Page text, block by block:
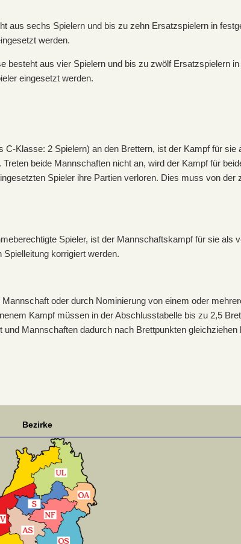
sechs Spielern und bis zu zehn Ersatzspielern in
werden.
aus vier Spielern und bis zu zwölf Ersatzspielern
eingesetzt werden.
Klasse: 2 Spielern) an den Brettern, ist der Kampf für sie
beide Mannschaften nicht an, wird der Kampf für
Spieler ihre Partien verloren. Dies muss von der
Spieler, ist der Mannschaftskampf für sie als
korrigiert werden.
oder durch Nominierung von einem oder
Kampf müssen in der Abschlusstabelle bis zu 2,5
Mannschaften dadurch nach Brettpunkten gleichziehen
Bezirke